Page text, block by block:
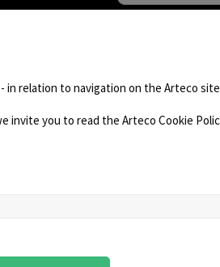
AREA
relation to navigation on the Arteco
you to read the Arteco Cookie